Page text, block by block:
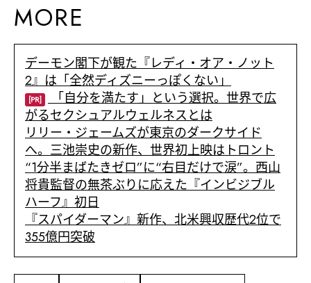
MORE
デーモン閣下が観た『レディ・オア・ノット
2』は「全然ディズニーっぽくない」
[PR] 「自分を満たす」という選択。世界で広
がるセクシュアルウェルネスとは
リリー・ジェームズが東京のダークサイド
へ。三池崇史の新作、世界初上映はトロント
“1分半まばたきゼロ”に“右目だけで涙”。西山
将貴監督の無茶ぶりに応えた『インビジブル
ハーフ』初日
『スパイダーマン』新作、北米興収歴代2位で
355億円突破